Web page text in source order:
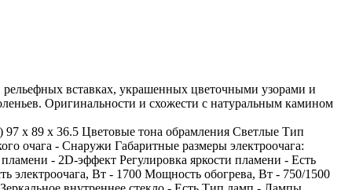
вставках, украшенных цветочными узорами и
Оригинальности и схожести с натуральным камином
x 89 x 36.5 Цветовые тона обрамления Светлые Тип
очага - Снаружи Габаритные размеры электроочага:
- 2D-эффект Регулировка яркости пламени - Есть
электроочага, Вт - 1700 Мощность обогрева, Вт - 750/1500